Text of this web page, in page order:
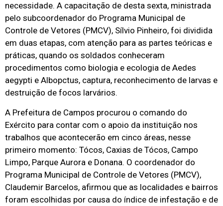
necessidade. A capacitação de desta sexta, ministrada
pelo subcoordenador do Programa Municipal de
Controle de Vetores (PMCV), Sílvio Pinheiro, foi dividida
em duas etapas, com atenção para as partes teóricas e
práticas, quando os soldados conheceram
procedimentos como biologia e ecologia de Aedes
aegypti e Albopctus, captura, reconhecimento de larvas e
destruição de focos larvários.
A Prefeitura de Campos procurou o comando do
Exército para contar com o apoio da instituição nos
trabalhos que acontecerão em cinco áreas, nesse
primeiro momento: Tócos, Caxias de Tócos, Campo
Limpo, Parque Aurora e Donana. O coordenador do
Programa Municipal de Controle de Vetores (PMCV),
Claudemir Barcelos, afirmou que as localidades e bairros
foram escolhidas por causa do índice de infestação e de